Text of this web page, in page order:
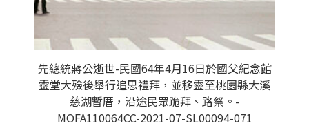
先總統蔣公逝世-民國64年4月16日於國父紀念館
靈堂大殮後舉行追思禮拜，並移靈至桃園縣大溪
慈湖暫厝，沿途民眾跪拜、路祭。-
MOFA110064CC-2021-07-SL00094-071